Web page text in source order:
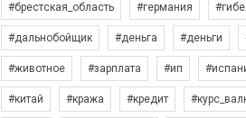
#брестская_область #германия
#дальнобойщик #деньга #деньги
#животное #зарплата #ип
#китай #кража #кредит